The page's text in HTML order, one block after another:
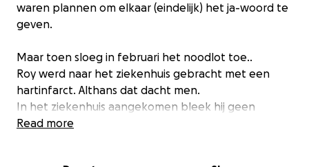
waren plannen om elkaar (eindelijk) het ja-woord te
geven.
Maar toen sloeg in februari het noodlot toe..
Roy werd naar het ziekenhuis gebracht met een
hartinfarct. Althans dat dacht men.
In het ziekenhuis aangekomen bleek hij geen
hartinfarct te hebben maar een scheur in zijn aorta.
Read more